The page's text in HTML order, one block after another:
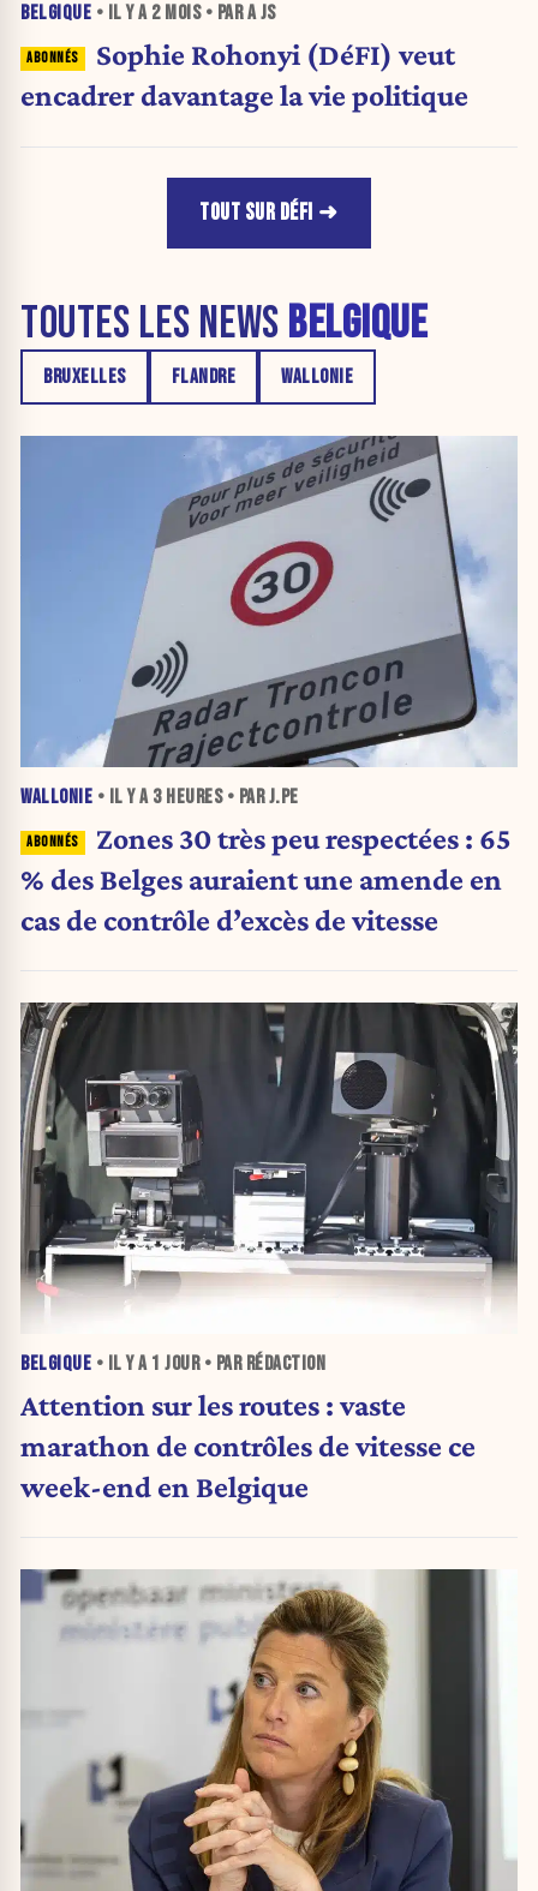
BELGIQUE • IL Y A 2 MOIS• PAR A JS
Sophie Rohonyi (DéFI) veut
encadrer davantage la vie politique
TOUT SUR DÉFI
TOUTES LES NEWS BELGIQUE
BRUXELLES FLANDRE WALLONIE
WALLONIE • IL Y A 3 HEURES• PAR J.PE
Zones 30 très peu respectées : 65
% des Belges auraient une amende en
cas de contrôle d’excès de vitesse
BELGIQUE • IL Y A 1 JOUR• PAR RÉDACTION
Attention sur les routes : vaste
marathon de contrôles de vitesse ce
week-end en Belgique